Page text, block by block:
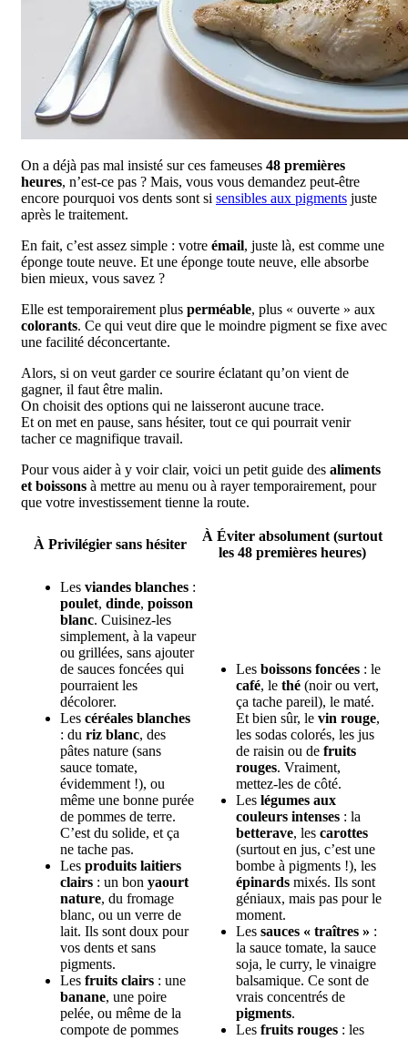
On a déjà pas mal insisté sur ces fameuses 48 premières
heures, n’est-ce pas ? Mais, vous vous demandez peut-être
encore pourquoi vos dents sont si sensibles aux pigments juste
après le traitement.
En fait, c’est assez simple : votre émail, juste là, est comme une
éponge toute neuve. Et une éponge toute neuve, elle absorbe
bien mieux, vous savez ?
Elle est temporairement plus perméable, plus « ouverte » aux
colorants. Ce qui veut dire que le moindre pigment se fixe avec
une facilité déconcertante.
Alors, si on veut garder ce sourire éclatant qu’on vient de
gagner, il faut être malin.
On choisit des options qui ne laisseront aucune trace.
Et on met en pause, sans hésiter, tout ce qui pourrait venir
tacher ce magnifique travail.
Pour vous aider à y voir clair, voici un petit guide des aliments
et boissons à mettre au menu ou à rayer temporairement, pour
que votre investissement tienne la route.
À Privilégier sans hésiter
À Éviter absolument (surtout
les 48 premières heures)
Les viandes blanches :
poulet, dinde, poisson
blanc. Cuisinez-les
simplement, à la vapeur
ou grillées, sans ajouter
de sauces foncées qui
pourraient les
décolorer.
Les céréales blanches
: du riz blanc, des
pâtes nature (sans
sauce tomate,
évidemment !), ou
même une bonne purée
de pommes de terre.
C’est du solide, et ça
ne tache pas.
Les produits laitiers
clairs : un bon yaourt
nature, du fromage
blanc, ou un verre de
lait. Ils sont doux pour
vos dents et sans
pigments.
Les fruits clairs : une
banane, une poire
pelée, ou même de la
compote de pommes
Les boissons foncées : le
café, le thé (noir ou vert,
ça tache pareil), le maté.
Et bien sûr, le vin rouge,
les sodas colorés, les jus
de raisin ou de fruits
rouges. Vraiment,
mettez-les de côté.
Les légumes aux
couleurs intenses : la
betterave, les carottes
(surtout en jus, c’est une
bombe à pigments !), les
épinards mixés. Ils sont
géniaux, mais pas pour le
moment.
Les sauces « traîtres » :
la sauce tomate, la sauce
soja, le curry, le vinaigre
balsamique. Ce sont de
vrais concentrés de
pigments.
Les fruits rouges : les